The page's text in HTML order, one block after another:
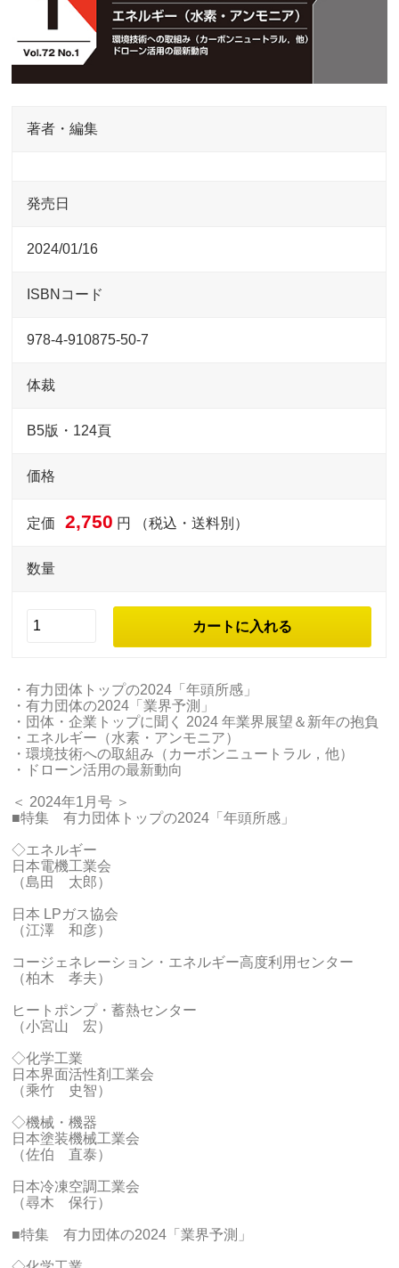
著者・編集
発売日
2024/01/16
ISBNコード
978-4-910875-50-7
体裁
B5版・124頁
価格
定価 2,750 円 （税込・送料別）
数量
・有力団体トップの2024「年頭所感」
・有力団体の2024「業界予測」
・団体・企業トップに聞く 2024 年業界展望＆新年の抱負
・エネルギー（水素・アンモニア）
・環境技術への取組み（カーボンニュートラル，他）
・ドローン活用の最新動向
＜ 2024年1月号 ＞
■特集 有力団体トップの2024「年頭所感」
◇エネルギー
日本電機工業会
（島田 太郎）
日本 LPガス協会
（江澤 和彦）
コージェネレーション・エネルギー高度利用センター
（柏木 孝夫）
ヒートポンプ・蓄熱センター
（小宮山 宏）
◇化学工業
日本界面活性剤工業会
（乘竹 史智）
◇機械・機器
日本塗装機械工業会
（佐伯 直泰）
日本冷凍空調工業会
（尋木 保行）
■特集 有力団体の2024「業界予測」